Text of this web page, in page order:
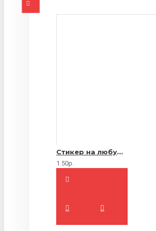
Стикер на любую продукцию
1.50р.